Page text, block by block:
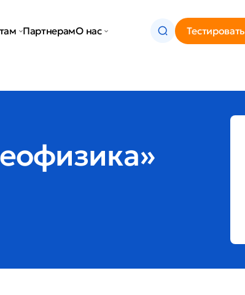
ПартнерамО нас Тестировать